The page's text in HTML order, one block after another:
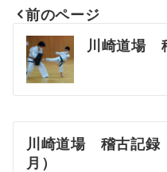
投
稿
ナ
ビ
ゲ
前のページ
川崎道場
川崎道場 稽古記録
月）